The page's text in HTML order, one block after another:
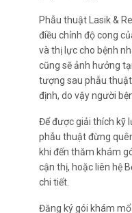
Phẫu thuật Lasik &
điều chỉnh độ cong
và thị lực cho bệnh
cũng sẽ ảnh hưởng
tượng sau phẫu
định, do vậy người
Để được giải thích kỹ
phẫu thuật đừng
khi đến thăm khám
cận thị, hoặc liên hệ
chi tiết.
Đăng ký gói khám mổ